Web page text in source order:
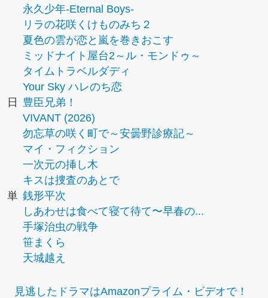
永久少年-Eternal Boys-
リラの花咲くけものみち２
夏色の雲が恋と嵐を巻きおこす
ミッドナイト屋台2～ル・モンドゥ～
タイムトラベルダディ
Your Sky ハレのち恋
日
豊臣兄弟！
VIVANT (2026)
勿忘草の咲く町で～安曇野診療記～
マイ・フィクション
一次元の挿し木
キスは捜査のあとで
単 銭形平次
しあわせは食べて寝て待て〜早春の...
手塚治虫の戦争
笹まくら
天城越え
見逃したドラマはAmazonプライム・ビデオで！